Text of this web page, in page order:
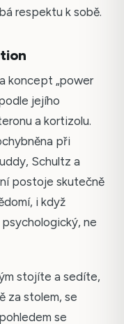
respektu k sobě.
koncept „power
jejího
a kortizolu.
při
Schultz a
postoje skutečně
i když
ne
stojíte a sedíte,
za stolem, se
se